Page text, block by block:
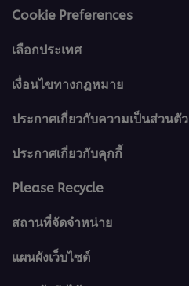
Cookie Preferences
เลือกประเทศ
เงื่อนไขทางกฏหมาย
ประกาศเกี่ยวกับความเป็นส่วนตัว
ประกาศเกี่ยวกับคุกกี้
Please Recycle
สถานที่จัดจำหน่าย
แผนผังเว็บไซต์